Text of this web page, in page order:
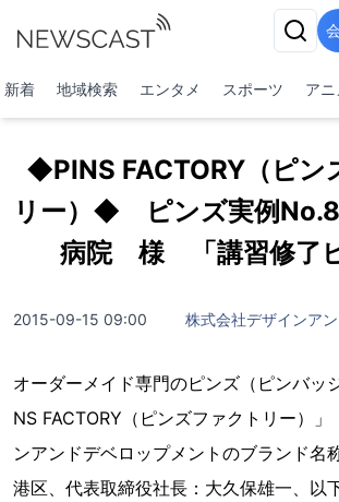
新着 地域検索 エンタメ スポーツ ア
◆PINS FACTORY（ピン
リー）◆ ピンズ実例
病院 様 「講習修了ピ
2015-09-15 09:00 株式会社デザインア
オーダーメイド専門のピンズ（ピンバッ
NS FACTORY（ピンズファクトリー）」
ンアンドデベロップメントのブランド名
港区、代表取締役社長：大久保雄一、以